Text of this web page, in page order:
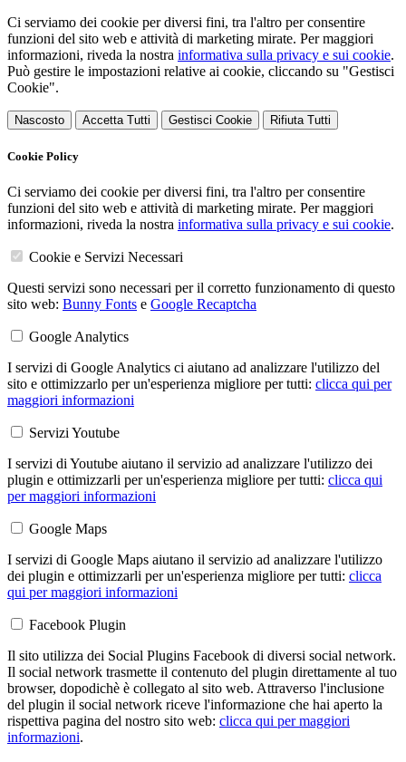
Ci serviamo dei cookie per diversi fini, tra l'altro per consentire
funzioni del sito web e attività di marketing mirate. Per maggiori
informazioni, riveda la nostra informativa sulla privacy e sui cookie.
Può gestire le impostazioni relative ai cookie, cliccando su "Gestisci
Cookie".
Nascosto Accetta Tutti Gestisci Cookie Rifiuta Tutti
Cookie Policy
Ci serviamo dei cookie per diversi fini, tra l'altro per consentire
funzioni del sito web e attività di marketing mirate. Per maggiori
informazioni, riveda la nostra informativa sulla privacy e sui cookie.
Cookie e Servizi Necessari
Questi servizi sono necessari per il corretto funzionamento di questo
sito web: Bunny Fonts e Google Recaptcha
Google Analytics
I servizi di Google Analytics ci aiutano ad analizzare l'utilizzo del
sito e ottimizzarlo per un'esperienza migliore per tutti: clicca qui per
maggiori informazioni
Servizi Youtube
I servizi di Youtube aiutano il servizio ad analizzare l'utilizzo dei
plugin e ottimizzarli per un'esperienza migliore per tutti: clicca qui
per maggiori informazioni
Google Maps
I servizi di Google Maps aiutano il servizio ad analizzare l'utilizzo
dei plugin e ottimizzarli per un'esperienza migliore per tutti: clicca
qui per maggiori informazioni
Facebook Plugin
Il sito utilizza dei Social Plugins Facebook di diversi social network.
Il social network trasmette il contenuto del plugin direttamente al tuo
browser, dopodichè è collegato al sito web. Attraverso l'inclusione
del plugin il social network riceve l'informazione che hai aperto la
rispettiva pagina del nostro sito web: clicca qui per maggiori
informazioni.